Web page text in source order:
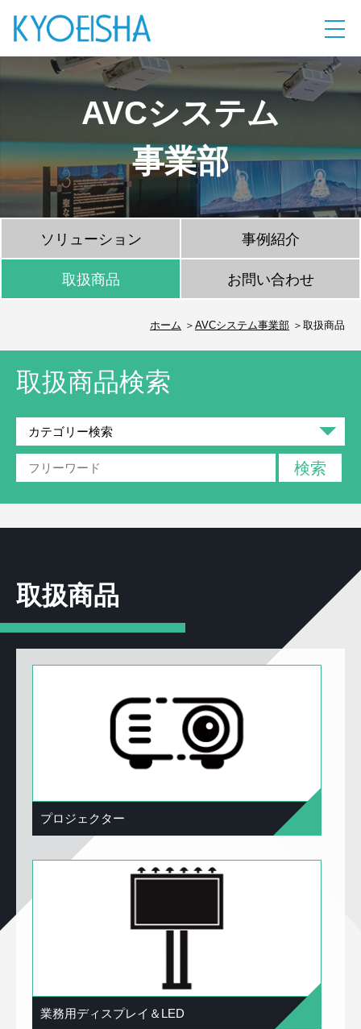
AVCシステム
事業部
ソリューション 事例紹介
取扱商品 お問い合わせ
ホーム AVCシステム事業部 取扱商品
取扱商品検索
取扱商品
プロジェクター
業務用ディスプレイ＆LED